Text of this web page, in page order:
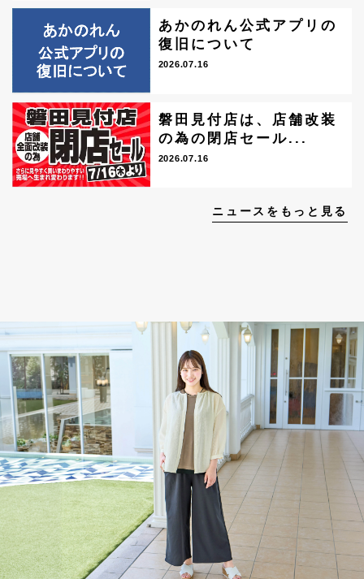
あかのれん公式アプリの
復旧について
2026.07.16
磐田見付店は、店舗改装
の為の閉店セール...
2026.07.16
ニュースをもっと見る